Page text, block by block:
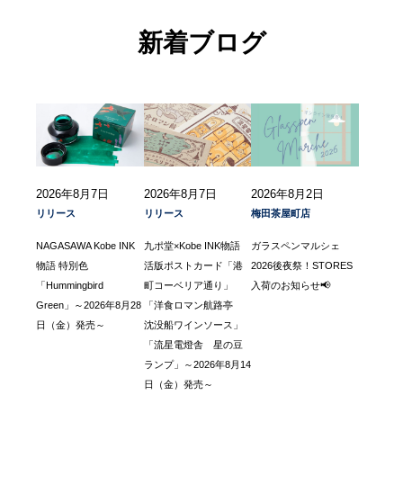
新着ブログ
2026年8月7日
リリース
NAGASAWA Kobe INK
物語 特別色
「Hummingbird
Green」～2026年8月28
日（金）発売～
2026年8月7日
リリース
九ポ堂×Kobe INK物語
活版ポストカード「港
町コーベリア通り」
「洋食ロマン航路亭
沈没船ワインソース」
「流星電燈舎 星の豆
ランプ」～2026年8月14
日（金）発売～
2026年8月2日
梅田茶屋町店
ガラスペンマルシェ
2026後夜祭！STORES
入荷のお知らせ📢